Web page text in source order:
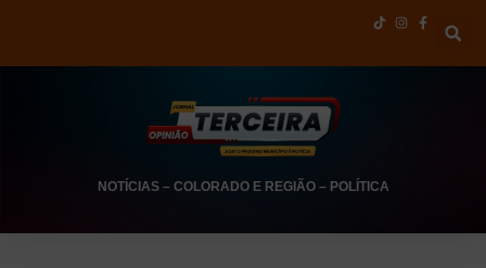
NOTÍCIAS– COLORADO E REGIÃO– POLÍTICA